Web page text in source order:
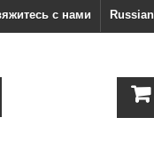
Russian
с нами